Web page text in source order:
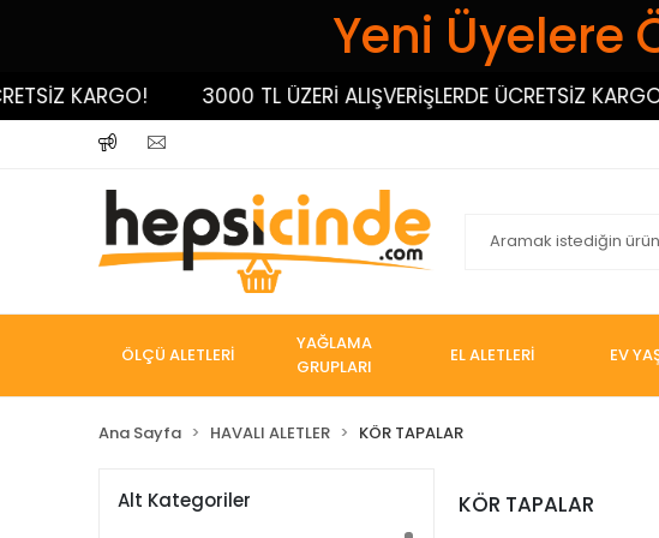
Yeni Üyelere
KARGO! 3000 TL ÜZERİ ALIŞVERİŞLERDE ÜCRETSİZ KARGO!
ÖLÇÜ ALETLERİ
YAĞLAMA
GRUPLARI
EL ALETLERİ EV
Ana Sayfa HAVALI ALETLER KÖR TAPALAR
Alt Kategoriler KÖR TAPALAR